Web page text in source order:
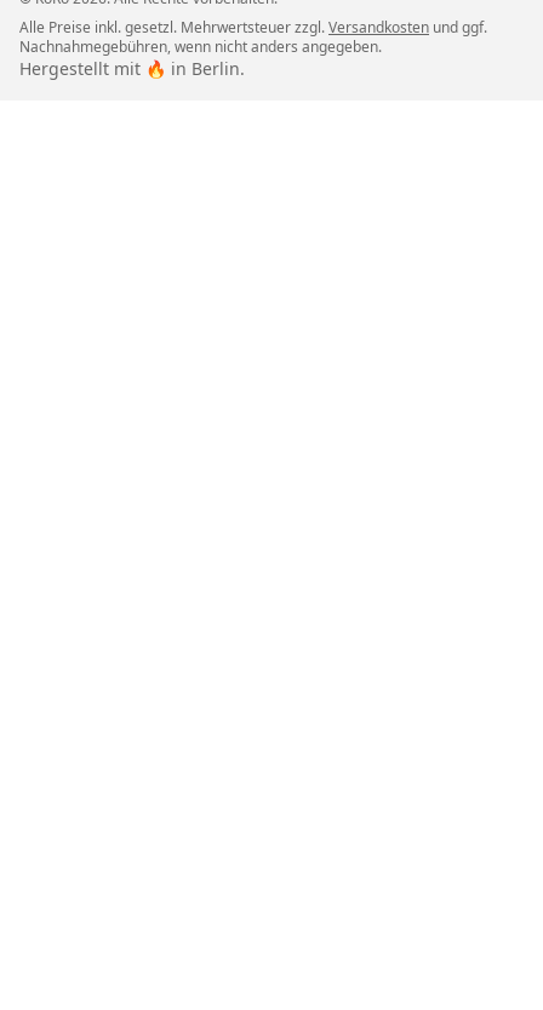
Alle Preise inkl. gesetzl. Mehrwertsteuer zzgl.Versandkosten und ggf.
Nachnahmegebühren, wenn nicht anders angegeben.
Hergestellt mit 🔥 in Berlin.